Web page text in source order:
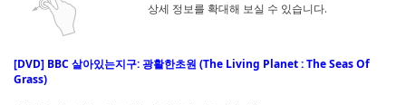
상세 정보를 확대해 보실 수 있습니다.
[DVD] BBC 살아있는지구: 광활한초원 (The Living Planet : The Seas Of
Grass)